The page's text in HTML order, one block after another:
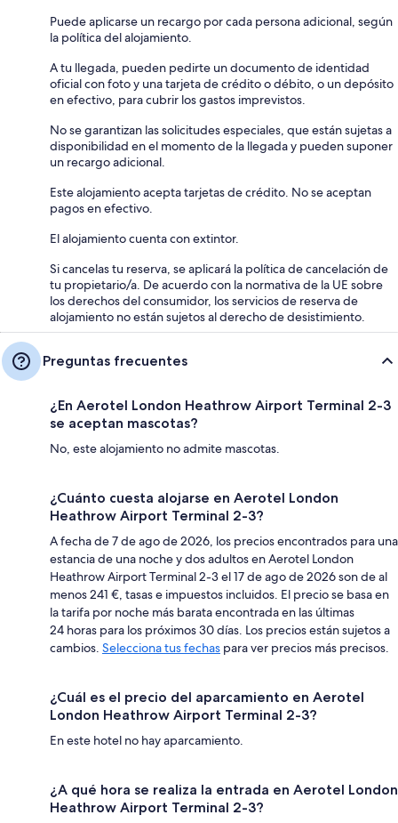
Puede aplicarse un recargo por cada persona adicional, según
la política del alojamiento.
A tu llegada, pueden pedirte un documento de identidad
oficial con foto y una tarjeta de crédito o débito, o un depósito
en efectivo, para cubrir los gastos imprevistos.
No se garantizan las solicitudes especiales, que están sujetas a
disponibilidad en el momento de la llegada y pueden suponer
un recargo adicional.
Este alojamiento acepta tarjetas de crédito. No se aceptan
pagos en efectivo.
El alojamiento cuenta con extintor.
Si cancelas tu reserva, se aplicará la política de cancelación de
tu propietario/a. De acuerdo con la normativa de la UE sobre
los derechos del consumidor, los servicios de reserva de
alojamiento no están sujetos al derecho de desistimiento.
Preguntas frecuentes
¿En Aerotel London Heathrow Airport Terminal 2-3
se aceptan mascotas?
No, este alojamiento no admite mascotas.
¿Cuánto cuesta alojarse en Aerotel London
Heathrow Airport Terminal 2-3?
A fecha de 7 de ago de 2026, los precios encontrados para una
estancia de una noche y dos adultos en Aerotel London
Heathrow Airport Terminal 2-3 el 17 de ago de 2026 son de al
menos 241 €, tasas e impuestos incluidos. El precio se basa en
la tarifa por noche más barata encontrada en las últimas
24 horas para los próximos 30 días. Los precios están sujetos a
cambios. Selecciona tus fechas para ver precios más precisos.
¿Cuál es el precio del aparcamiento en Aerotel
London Heathrow Airport Terminal 2-3?
En este hotel no hay aparcamiento.
¿A qué hora se realiza la entrada en Aerotel London
Heathrow Airport Terminal 2-3?